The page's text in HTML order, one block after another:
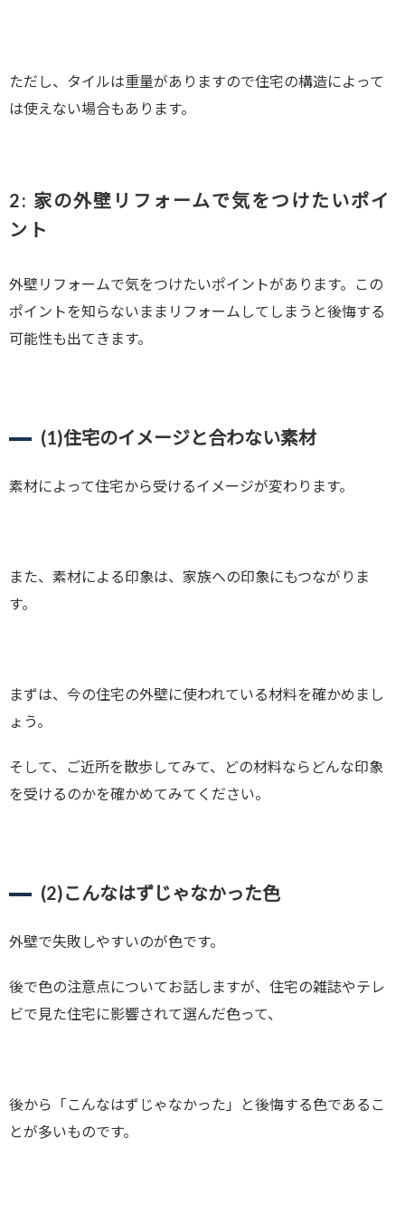
ただし、タイルは重量がありますので住宅の構造によって
は使えない場合もあります。
2: 家の外壁リフォームで気をつけたいポイ
ント
外壁リフォームで気をつけたいポイントがあります。この
ポイントを知らないままリフォームしてしまうと後悔する
可能性も出てきます。
(1)住宅のイメージと合わない素材
素材によって住宅から受けるイメージが変わります。
また、素材による印象は、家族への印象にもつながりま
す。
まずは、今の住宅の外壁に使われている材料を確かめまし
ょう。
そして、ご近所を散歩してみて、どの材料ならどんな印象
を受けるのかを確かめてみてください。
(2)こんなはずじゃなかった色
外壁で失敗しやすいのが色です。
後で色の注意点についてお話しますが、住宅の雑誌やテレ
ビで見た住宅に影響されて選んだ色って、
後から「こんなはずじゃなかった」と後悔する色であるこ
とが多いものです。